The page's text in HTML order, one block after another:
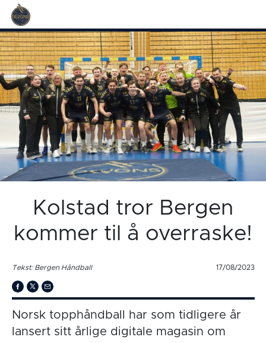
Kolstad tror Bergen
kommer til å overraske!
Tekst: Bergen Håndball 17/08/2023
Norsk topphåndball har som tidligere år
lansert sitt årlige digitale magasin om